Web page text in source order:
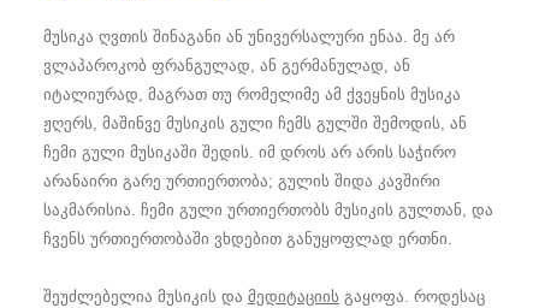
მუსიკა ღვთის შინაგანი ან უნივერსალური ენაა. მე არ
ვლაპაროკობ ფრანგულად, ან გერმანულად, ან
იტალიურად, მაგრათ თუ რომელიმე ამ ქვეყნის მუსიკა
ჟღერს, მაშინვე მუსიკის გული ჩემს გულში შემოდის, ან
ჩემი გული მუსიკაში შედის. იმ დროს არ არის საჭირო
არანაირი გარე ურთიერთობა; გულის შიდა კავშირი
საკმარისია. ჩემი გული ურთიერთობს მუსიკის გულთან, და
ჩვენს ურთიერთობაში ვხდებით განუყოფლად ერთნი.
შეუძლებელია მუსიკის და მედიტაციის გაყოფა. როდესაც